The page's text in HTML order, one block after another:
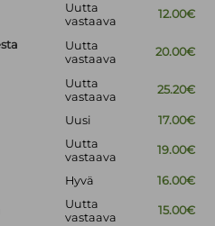
Uutta
vastaava
12.00€
Uutta
vastaava
20.00€
Uutta
vastaava
25.20€
Uusi 17.00€
Uutta
vastaava
19.00€
Hyvä 16.00€
Uutta
vastaava
15.00€